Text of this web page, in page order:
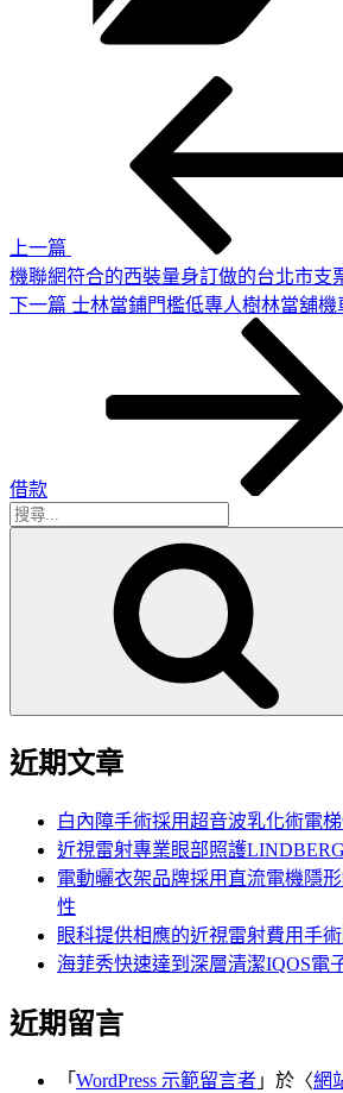
上一篇
機聯網符合的西裝量身訂做的台北市支
下
下一篇 士林當鋪門檻低專人樹林當舖
借款
搜
近期文章
白內障手術採用超音波乳化術電
近視雷射專業眼部照護
電動曬衣架品牌採用直流電機隱
性
眼科提供相應的近視雷射費用手
海菲秀快速達到深層清潔IQOS電
近期留言
「 WordPress 示範留言者 」於〈網